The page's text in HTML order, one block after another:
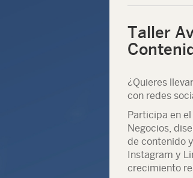
Taller
¿Quieres
con redes
Participa en el
Negocios,
de contenido
Instagram y
crecimiento